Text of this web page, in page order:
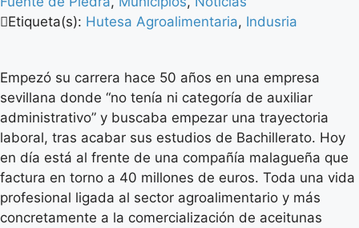
Etiqueta(s): Hutesa Agroalimentaria, Indusria
Empezó su carrera hace 50 años en una empresa
sevillana donde “no tenía ni categoría de auxiliar
administrativo” y buscaba empezar una trayectoria
laboral, tras acabar sus estudios de Bachillerato. Hoy
en día está al frente de una compañía malagueña que
factura en torno a 40 millones de euros. Toda una vida
profesional ligada al sector agroalimentario y más
concretamente a la comercialización de aceitunas